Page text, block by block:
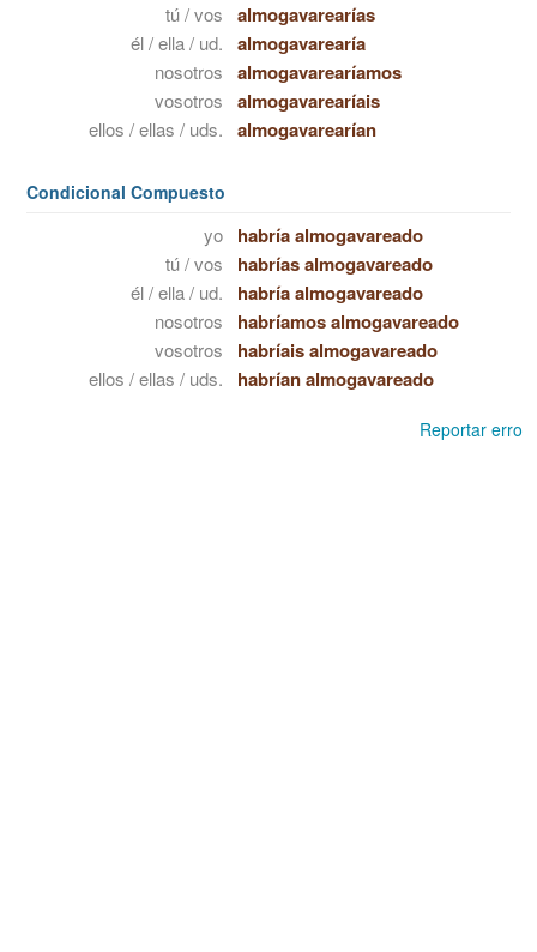
tú / vos almogavarearías
él / ella / ud. almogavarearía
nosotros almogavarearíamos
vosotros almogavarearíais
ellos / ellas / uds. almogavarearían
Condicional Compuesto
yo habría almogavareado
tú / vos habrías almogavareado
él / ella / ud. habría almogavareado
nosotros habríamos almogavareado
vosotros habríais almogavareado
ellos / ellas / uds. habrían almogavareado
Reportar erro